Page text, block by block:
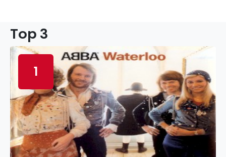
Top 3
1